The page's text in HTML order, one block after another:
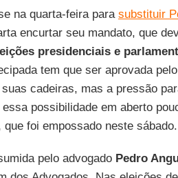
na quarta-feira para substituir
encurtar seu mandato, que
presidenciais e
tem que ser aprovada pelo
cadeiras, mas a pressão
possibilidade em aberto
foi empossado neste sábado.
pelo advogado Pedro